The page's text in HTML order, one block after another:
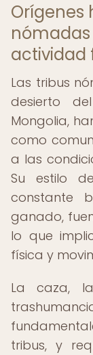
Orígenes
actividad
Las tribus
desierto
Mongolia,
como
a las
Su estilo
constante
ganado,
lo que
física y
La caza,
tribus, y